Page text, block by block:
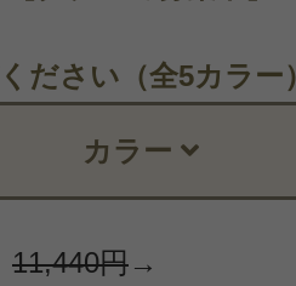
ださい（全5カラー
カラー
11,440円→